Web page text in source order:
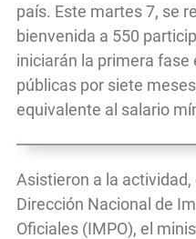
país. Este martes 7, se
bienvenida a 550
iniciarán la primera
públicas por siete
equivalente al salario
Asistieron a la
Dirección Nacional de
Oficiales (IMPO), el